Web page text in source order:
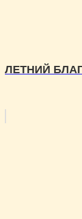
ЛЕТНИЙ